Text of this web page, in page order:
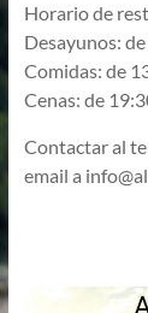
Horario de
Desayunos:
Comidas: de
Cenas: de
Contactar al
email a